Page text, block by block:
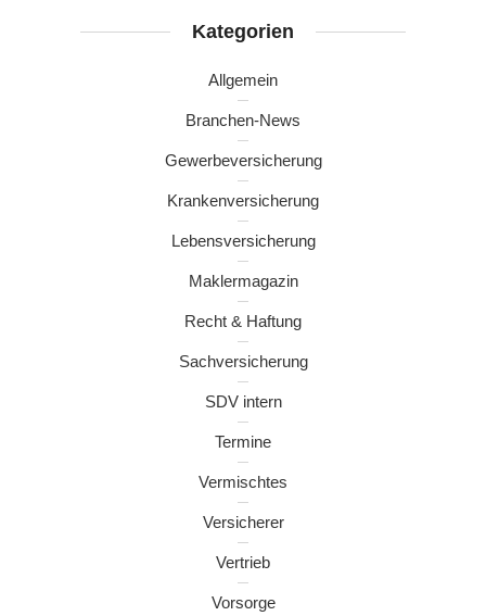
Kategorien
Allgemein
Branchen-News
Gewerbeversicherung
Krankenversicherung
Lebensversicherung
Maklermagazin
Recht & Haftung
Sachversicherung
SDV intern
Termine
Vermischtes
Versicherer
Vertrieb
Vorsorge